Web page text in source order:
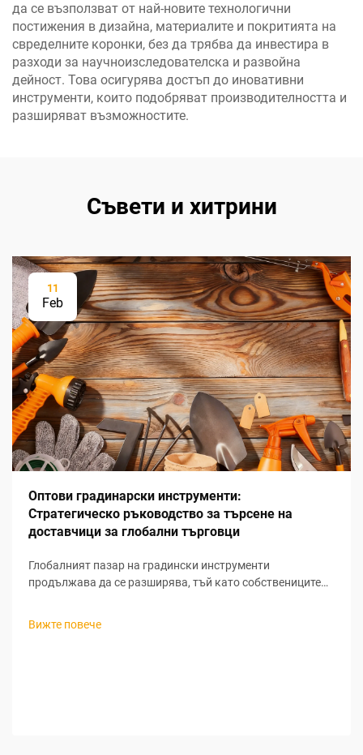
да се възползват от най-новите технологични
постижения в дизайна, материалите и покритията на
свределните коронки, без да трябва да инвестира в
разходи за научноизследователска и развойна
дейност. Това осигурява достъп до иновативни
инструменти, които подобряват производителността и
разширяват възможностите.
Съвети и хитрини
11
Feb
Оптови градинарски инструменти:
Стратегическо ръководство за търсене на
доставчици за глобални търговци
Глобалният пазар на градински инструменти
продължава да се разширява, тъй като собствениците
градинарството. За търговците, които търсят печеливши
Вижте повече